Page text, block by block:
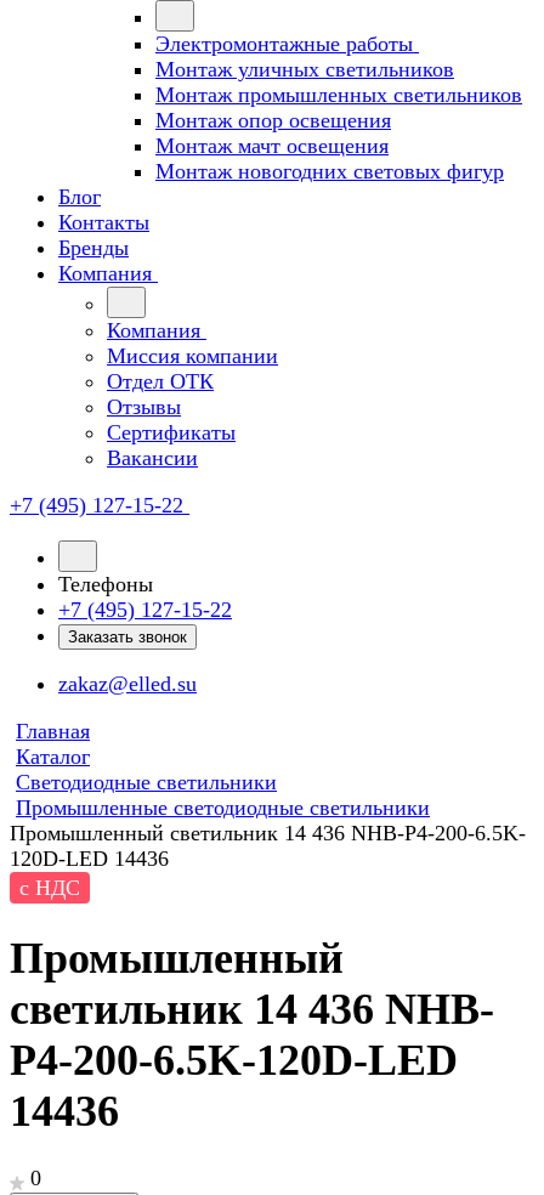
Электромонтажные работы
Монтаж уличных светильников
Монтаж промышленных светильников
Монтаж опор освещения
Монтаж мачт освещения
Монтаж новогодних световых фигур
Блог
Контакты
Бренды
Компания
Компания
Миссия компании
Отдел ОТК
Отзывы
Сертификаты
Вакансии
+7 (495) 127-15-22
Телефоны
+7 (495) 127-15-22
Заказать звонок
zakaz@elled.su
Главная
Каталог
Светодиодные светильники
Промышленные светодиодные светильники
Промышленный светильник 14 436 NHB-P4-200-6.5K-
120D-LED 14436
с НДС
Промышленный
светильник 14 436 NHB-
P4-200-6.5K-120D-LED
14436
0